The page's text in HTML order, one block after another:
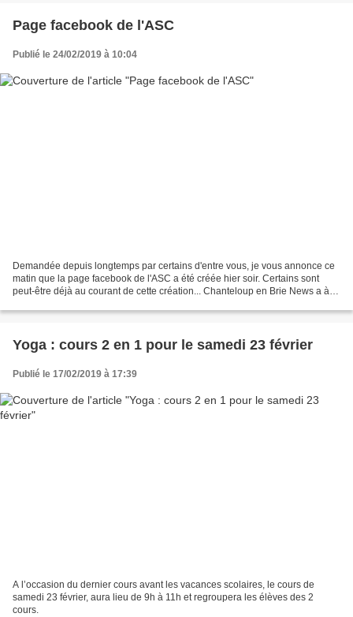
Page facebook de l'ASC
Publié le 24/02/2019 à 10:04
Demandée depuis longtemps par certains d'entre vous, je vous annonce ce
matin que la page facebook de l'ASC a été créée hier soir. Certains sont
peut-être déjà au courant de cette création... Chanteloup en Brie News a à
Yoga : cours 2 en 1 pour le samedi 23 février
Publié le 17/02/2019 à 17:39
A l’occasion du dernier cours avant les vacances scolaires, le cours de
samedi 23 février, aura lieu de 9h à 11h et regroupera les élèves des 2
cours.